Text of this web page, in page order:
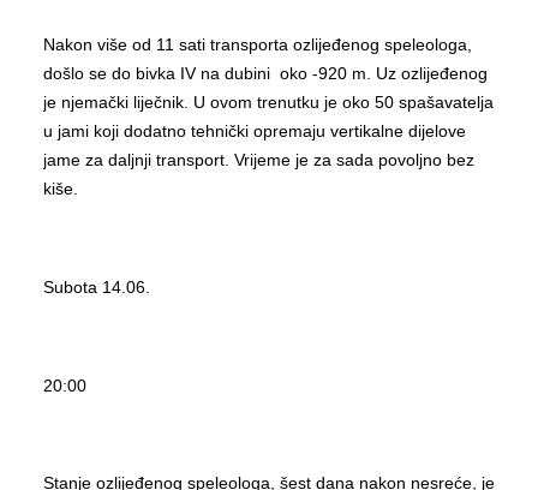
Nakon više od 11 sati transporta ozlijeđenog speleologa,
došlo se do bivka IV na dubini oko -920 m. Uz ozlijeđenog
je njemački liječnik. U ovom trenutku je oko 50 spašavatelja
u jami koji dodatno tehnički opremaju vertikalne dijelove
jame za daljnji transport. Vrijeme je za sada povoljno bez
kiše.
Subota 14.06.
20:00
Stanje ozlijeđenog speleologa, šest dana nakon nesreće, je